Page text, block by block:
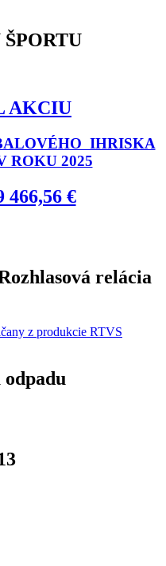
AKCIU
IHRISKA
ROKU 2025
466,56 €
relácia